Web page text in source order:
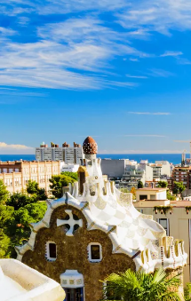
Nur notwendige Cookies
Unvergleichlich lecker
Mit dem Klick auf „geht klar”
personalisierte Werbung und
Cookies” werden lediglich
Anpassen Geht klar
Datenschutzerklärung
Cookierichtlinie
« zurück
Ihre Cookie-Präferenzen
Wählen Sie, welche Cookies
Die Cookierichtlinie finden Sie
Notwendig